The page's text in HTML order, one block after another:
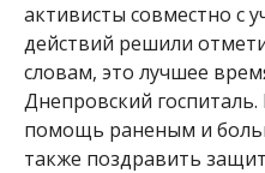
активисты совместно с
действий решили
словам, это лучшее
Днепровский
помощь раненым и
также поздравить